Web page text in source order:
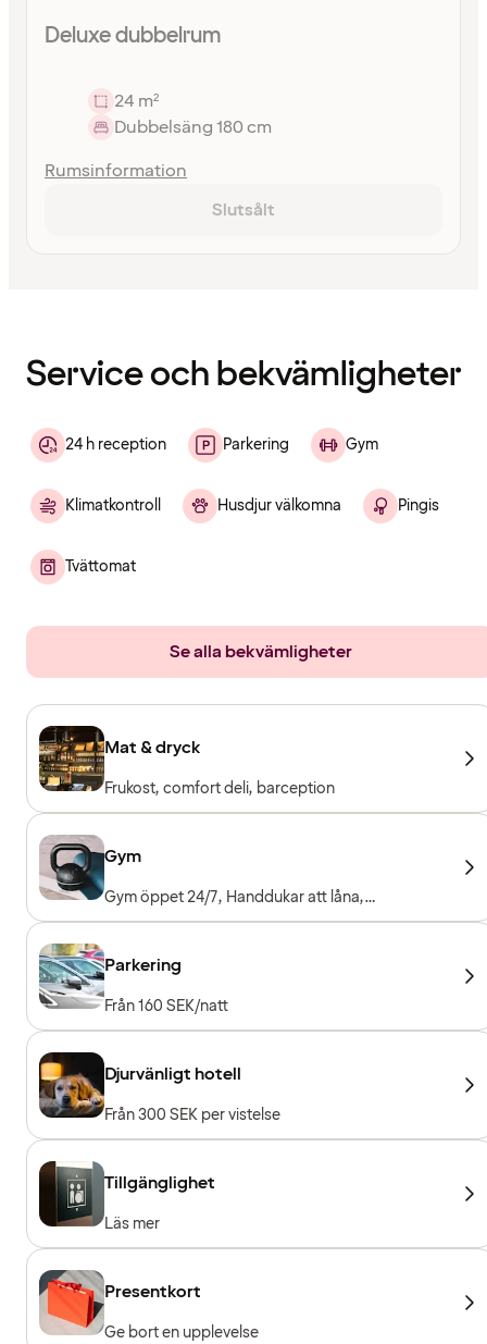
Deluxe dubbelrum
24 m²
Dubbelsäng 180 cm
Rumsinformation
Slutsålt
Service och bekvämligheter
24 h reception Parkering Gym
Klimatkontroll Husdjur välkomna Pingis
Tvättomat
Se alla bekvämligheter
Mat & dryck
Frukost, comfort deli, barception
Gym
Gym öppet 24/7, Handdukar att låna,
Träningsmaskiner, Konditionsmaskiner, Fria vikter
Parkering
Från 160 SEK/natt
Djurvänligt hotell
Från 300 SEK per vistelse
Tillgänglighet
Läs mer
Presentkort
Ge bort en upplevelse